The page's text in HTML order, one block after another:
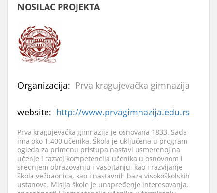
NOSILAC PROJEKTA
Organizacija: Prva kragujevačka gimnazija
website: http://www.prvagimnazija.edu.rs
Prva kragujevačka gimnazija je osnovana 1833. Sada
ima oko 1.400 učenika. Škola je uključena u program
ogleda za primenu pristupa nastavi usmerenoj na
učenje i razvoj kompetencija učenika u osnovnom i
srednjem obrazovanju i vaspitanju, kao i razvijanje
škola vežbaonica, kao i nastavnih baza visokoškolskih
ustanova. Misija škole je unapređenje interesovanja,